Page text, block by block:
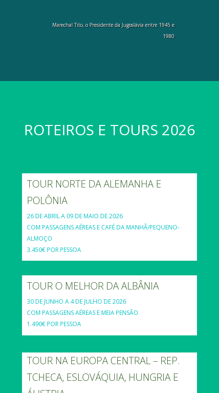
Marechal Tito, o Presidente da Jugoslávia entre 1945 e
1980
ROTEIROS E TOURS 2026
TOUR NORTE DA ALEMANHA E
POLÔNIA
26 DE ABRIL A 09 DE MAIO DE 2026
COM PASSAGENS AÉREAS E CAFÉ DA MANHÃ/PEQUENO-
ALMOÇO
3.450€ POR PESSOA
TOUR O MELHOR DA ALBÂNIA
30 DE JUNHO A 4 DE JULHO DE 2026
COM PASSAGENS AÉREAS E MEIA PENSÃO
1.490€ POR PESSOA
TOUR NA EUROPA CENTRAL – REP.
TCHECA, ESLOVÁQUIA, HUNGRIA E